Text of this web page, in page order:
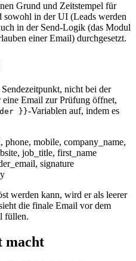
Grund und Zeitstempel für
in der UI (Leads werden
in der Send-Logik (das Modul
einer Email) durchgesetzt.
nicht bei der
Email zur Prüfung öffnet,
}}-Variablen auf, indem es
phone, mobile, company_name,
job_title, first_name
signature
werden kann, wird er als leerer
die finale Email vor dem
füllen.
macht